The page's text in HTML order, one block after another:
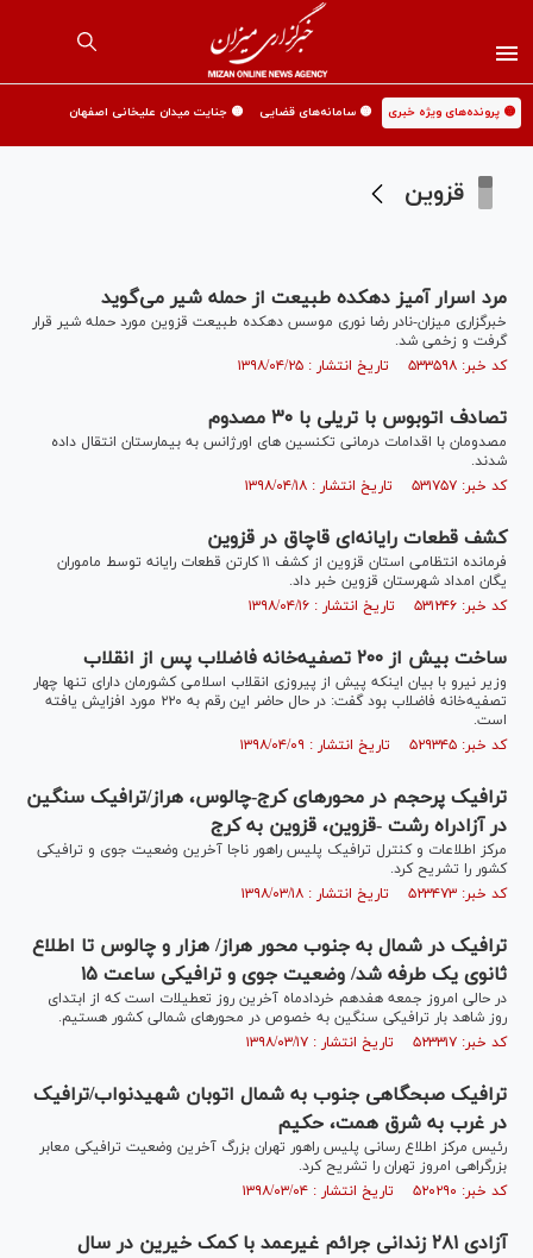
🟡 پرونده‌های ویژه خبری 🟡 سامانه‌های قضایی 🟡 جنایت میدان علیخانی اصفهان
قزوین
مرد اسرار آمیز دهکده طبیعت از حمله شیر می‌گوید
خبرگزاری میزان-نادر رضا نوری موسس دهکده طبیعت قزوین مورد حمله شیر قرار
گرفت و زخمی شد.
کد خبر: ۵۳۳۵۹۸ تاریخ انتشار : ۱۳۹۸/۰۴/۲۵
تصادف اتوبوس با تریلى با ٣٠ مصدوم
مصدومان با اقدامات درمانى تکنسین هاى اورژانس به بیمارستان انتقال داده
شدند.
کد خبر: ۵۳۱۷۵۷ تاریخ انتشار : ۱۳۹۸/۰۴/۱۸
کشف قطعات رایانه‌ای قاچاق در قزوین
فرمانده انتظامی استان قزوین از کشف ۱۱ کارتن قطعات رایانه توسط ماموران
یگان امداد شهرستان قزوین خبر داد.
کد خبر: ۵۳۱۲۴۶ تاریخ انتشار : ۱۳۹۸/۰۴/۱۶
ساخت بیش از ۲۰۰ تصفیه‌خانه فاضلاب پس از انقلاب
وزیر نیرو با بیان اینکه پیش از پیروزی انقلاب اسلامی کشورمان دارای تنها چهار
تصفیه‌خانه فاضلاب بود گفت: در حال حاضر این رقم به ۲۲۰ مورد افزایش یافته
است.
کد خبر: ۵۲۹۳۴۵ تاریخ انتشار : ۱۳۹۸/۰۴/۰۹
ترافیک پرحجم در محور‌های کرج-چالوس، هراز/ترافیک سنگین
در آزادراه رشت -قزوین، قزوین به کرج
مرکز اطلاعات و کنترل ترافیک پلیس راهور ناجا آخرین وضعیت جوی و ترافیکی
کشور را تشریح کرد.
کد خبر: ۵۲۳۴۷۳ تاریخ انتشار : ۱۳۹۸/۰۳/۱۸
ترافیک در شمال به جنوب محور هراز/ هزار و چالوس تا اطلاع
ثانوی یک طرفه شد/ وضعیت جوی و ترافیکی ساعت ۱۵
در حالی امروز جمعه هفدهم خردادماه آخرین روز تعطیلات است که از ابتدای
روز شاهد بار ترافیکی سنگین به خصوص در محور‌های شمالی کشور هستیم.
کد خبر: ۵۲۳۳۱۷ تاریخ انتشار : ۱۳۹۸/۰۳/۱۷
ترافیک صبحگاهی جنوب به شمال اتوبان شهیدنواب/ترافیک
در غرب به شرق همت، حکیم
رئیس مرکز اطلاع رسانی پلیس راهور تهران بزرگ آخرین وضعیت ترافیکی معابر
بزرگراهی امروز تهران را تشریح کرد.
کد خبر: ۵۲۰۲۹۰ تاریخ انتشار : ۱۳۹۸/۰۳/۰۴
آزادی ۲۸۱ زندانی جرائم غیرعمد با کمک خیرین در سال